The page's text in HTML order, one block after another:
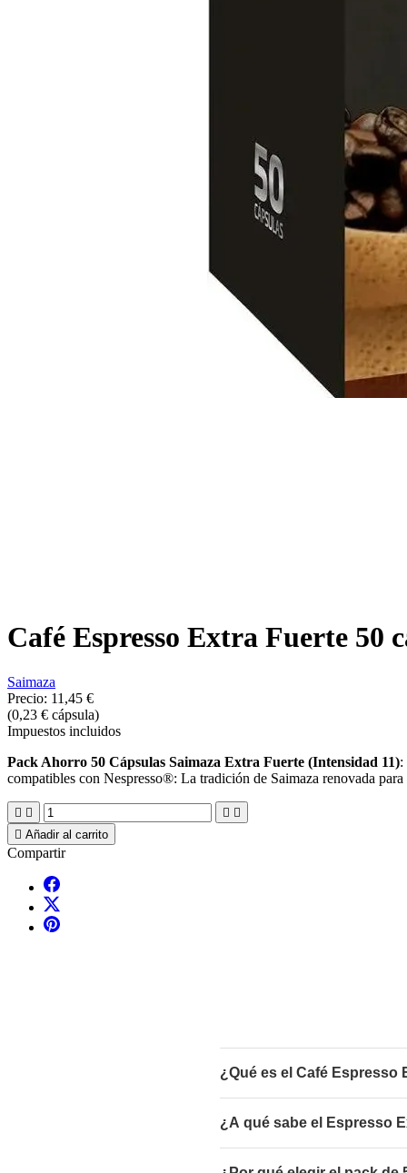
Café Espresso Extra Fuerte 50
Saimaza
Precio: 11,45 €
(0,23 € cápsula)
Impuestos incluidos
Pack Ahorro 50 Cápsulas Saimaza Extra Fuerte (Intensidad 11):
compatibles con Nespresso®: La tradición de Saimaza renovada para
   
 Añadir al carrito
Compartir
¿Qué es el Café
¿A qué sabe el Espresso